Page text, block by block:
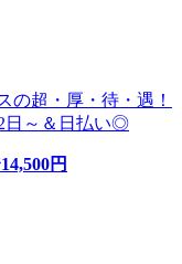
の超・厚・待・遇！
日～＆日払い◎
14,500円